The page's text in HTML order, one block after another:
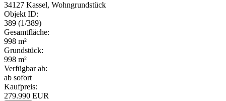
34127 Kassel, Wohngrundstück
Objekt ID:
389 (1/389)
Gesamtfläche:
998 m²
Grundstück:
998 m²
Verfügbar ab:
ab sofort
Kaufpreis:
279.990 EUR